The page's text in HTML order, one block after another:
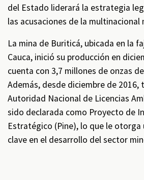
del Estado liderará la estrategia
las acusaciones de la multinacional
La mina de Buriticá, ubicada en la
Cauca, inició su producción en
cuenta con 3,7 millones de onzas
Además, desde diciembre de 2016,
Autoridad Nacional de Licencias
sido declarada como Proyecto de
Estratégico (Pine), lo que le otorga
clave en el desarrollo del sector